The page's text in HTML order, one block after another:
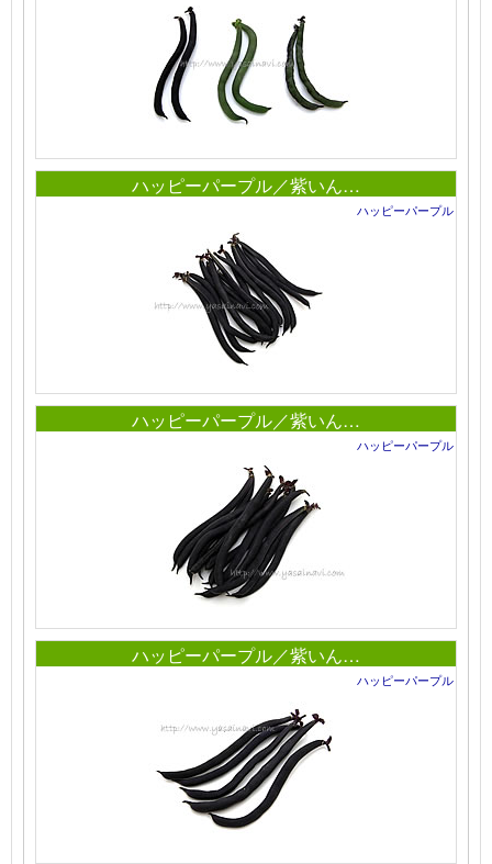
ハッピーパープル／紫いん…
ハッピーパープル
ハッピーパープル／紫いん…
ハッピーパープル
ハッピーパープル／紫いん…
ハッピーパープル